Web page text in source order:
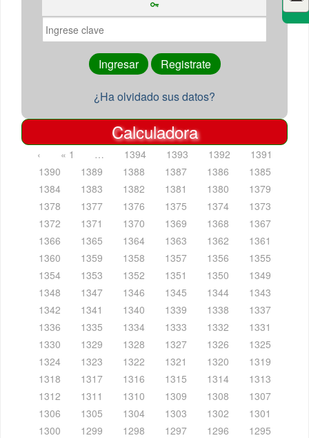
¿Ha olvidado sus datos?
Calculadora
‹ « 1 … 1394 1393 1392
1391
1390
1389 1388 1387 1386
1385
1384
1383 1382 1381 1380
1379
1378
1377 1376 1375 1374
1373
1372
1371 1370 1369 1368
1367
1366
1365 1364 1363 1362
1361
1360
1359 1358 1357 1356
1355
1354
1353 1352 1351 1350
1349
1348
1347 1346 1345 1344
1343
1342
1341 1340 1339 1338
1337
1336
1335 1334 1333 1332
1331
1330
1329 1328 1327 1326
1325
1324
1323 1322 1321 1320
1319
1318
1317 1316 1315 1314
1313
1312
1311 1310 1309 1308
1307
1306
1305 1304 1303 1302
1301
1300
1299 1298 1297 1296
1295